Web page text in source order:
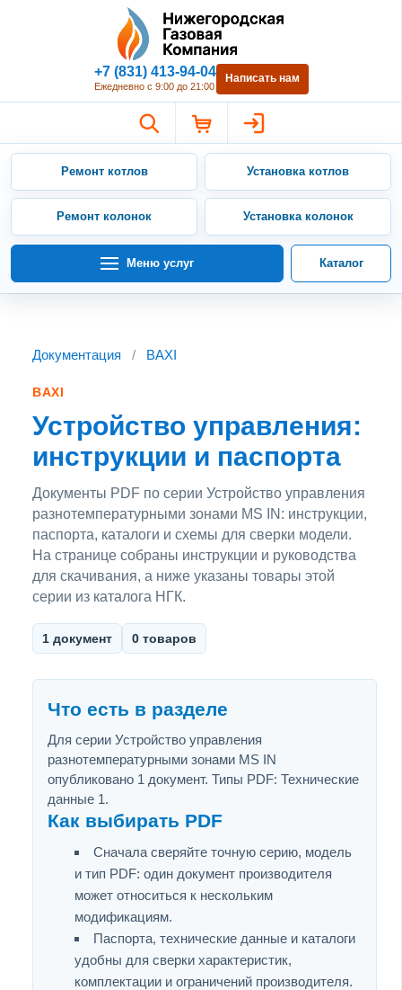
Нижегородская Газовая
+7 (831) 413-94-04
Ежедневно с 9:00 до 21:00
Написать нам
Ремонт котлов Установка котлов
Ремонт колонок Установка колонок
Меню услуг Каталог
Документация / BAXI
BAXI
Устройство управления:
инструкции и паспорта
Документы PDF по серии Устройство управления
разнотемпературными зонами MS IN: инструкции,
паспорта, каталоги и схемы для сверки модели.
На странице собраны инструкции и руководства
для скачивания, а ниже указаны товары этой
серии из каталога НГК.
1 документ 0 товаров
Что есть в разделе
Для серии Устройство управления
разнотемпературными зонами MS IN
опубликовано 1 документ. Типы PDF: Технические
данные 1.
Как выбирать PDF
Сначала сверяйте точную серию, модель
и тип PDF: один документ производителя
может относиться к нескольким
модификациям.
Паспорта, технические данные и каталоги
удобны для сверки характеристик,
комплектации и ограничений производителя.